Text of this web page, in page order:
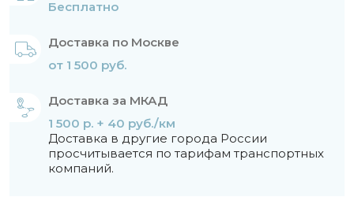
Бесплатно
Доставка по Москве
от 1 500 руб.
Доставка за МКАД
1 500 р. + 40 руб./км
Доставка в другие города России
просчитывается по тарифам транспортных
компаний.